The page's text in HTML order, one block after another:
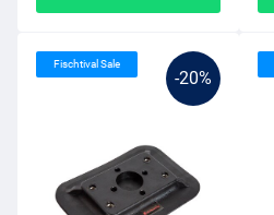
-20%
Fischtival Sale